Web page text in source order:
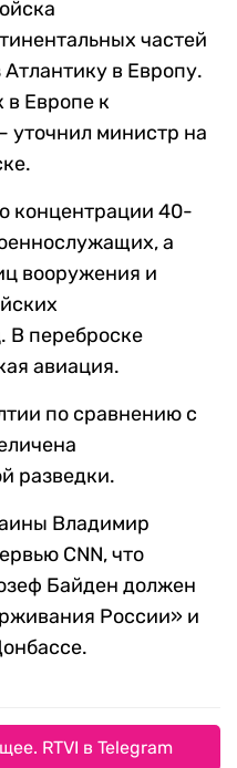
частей
в Европу.
Европе к
уточнил министр на
концентрации 40-
а
вооружения и
В переброске
авиация.
по сравнению с
разведки.
Владимир
CNN, что
Байден должен
России» и
RTVI в Telegram